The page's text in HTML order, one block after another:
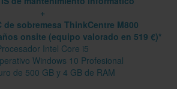
+
de sobremesa ThinkCentre M800
onsite (equipo valorado en 519 €)*
Intel Core i5
Windows 10 Profesional
de 500 GB y 4 GB de RAM